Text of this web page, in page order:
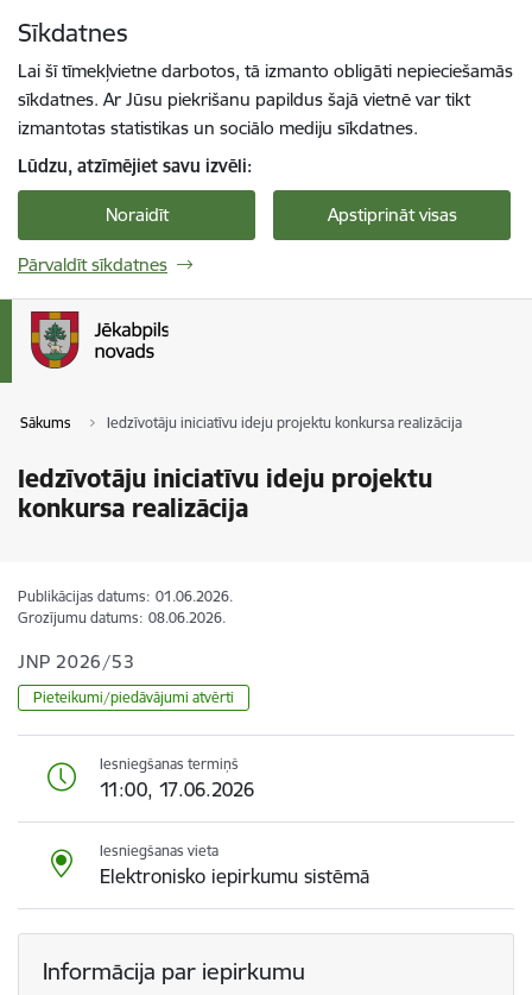
Sīkdatnes
Lai šī tīmekļvietne darbotos, tā izmanto obligāti nepieciešamās
sīkdatnes. Ar Jūsu piekrišanu papildus šajā vietnē var tikt
izmantotas statistikas un sociālo mediju sīkdatnes.
Lūdzu, atzīmējiet savu izvēli:
Noraidīt Apstiprināt visas
Pārvaldīt sīkdatnes
Sākums Iedzīvotāju iniciatīvu ideju projektu konkursa realizācija
Iedzīvotāju iniciatīvu ideju projektu
konkursa realizācija
Publikācijas datums: 01.06.2026.
Grozījumu datums: 08.06.2026.
JNP 2026/53
Pieteikumi/piedāvājumi atvērti
Iesniegšanas termiņš
11:00, 17.06.2026
Iesniegšanas vieta
Elektronisko iepirkumu sistēmā
Informācija par iepirkumu